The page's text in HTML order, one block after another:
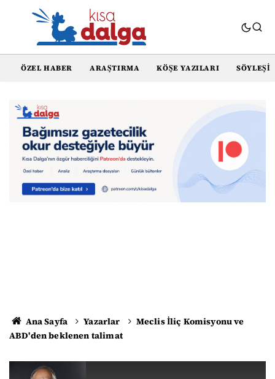
ÖZEL HABER ARAŞTIRMA KÖŞE YAZILARI SÖYLEŞI
Ana Sayfa Yazarlar
Meclis İliç Komisyonu ve
ABD'den beklenen talimat